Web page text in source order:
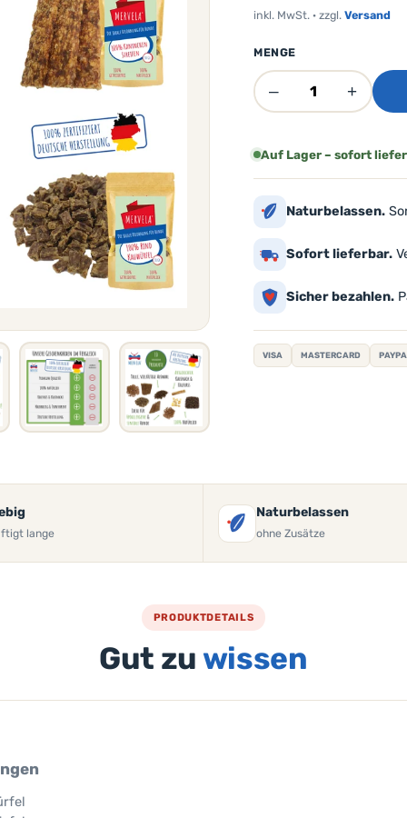
inkl. MwSt. · zzgl. Versand
MENGE
– +
Auf Lager – sofort
Naturbelassen.
Sofort lieferbar.
Sicher bezahlen.
VISA MASTERCARD
lange
Naturbelassen
ohne Zusätze
PRODUKTDETAILS
Gut zu wissen